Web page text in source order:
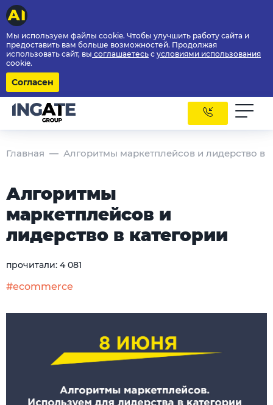
Мы используем файлы cookie. Чтобы улучшить работу сайта и
предоставить вам больше возможностей. Продолжая
использовать сайт, вы соглашаетесь с условиями использования
cookie.
Согласен
Главная Алгоритмы маркетплейсов и лидерство в
Алгоритмы
маркетплейсов и
лидерство в категории
прочитали: 4 081
#ecommerce